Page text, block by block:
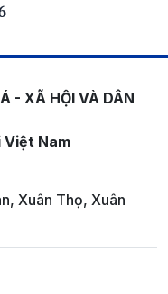
- XÃ HỘI VÀ DÂN
Nam
Xuân Thọ, Xuân